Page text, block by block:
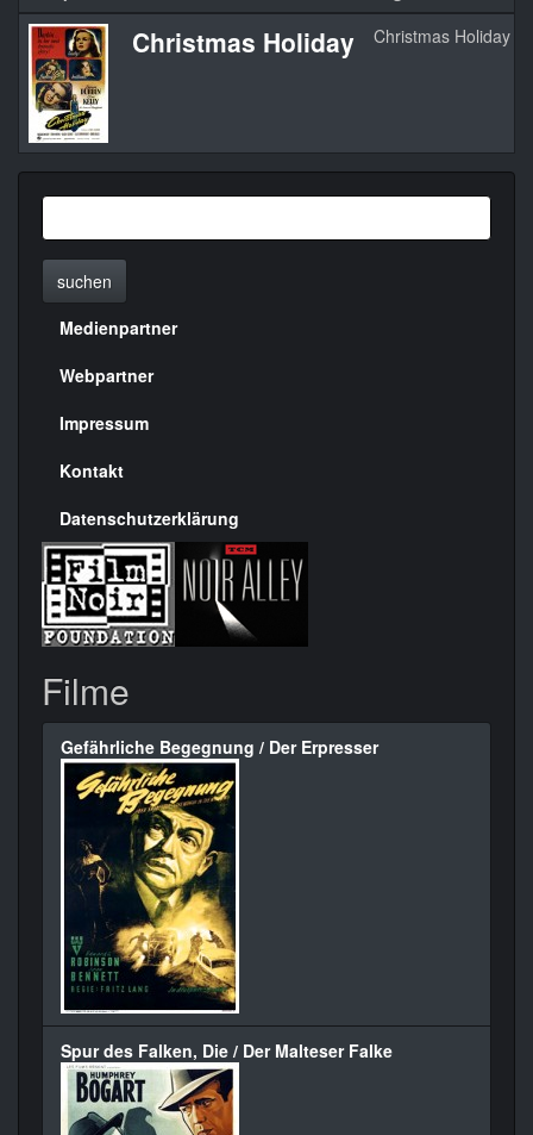
Christmas Holiday Christmas Holiday
suchen
Menülinks
rechte
Seite
Medienpartner
Webpartner
Impressum
Kontakt
Datenschutzerklärung
Filme
Gefährliche Begegnung / Der Erpresser
Spur des Falken, Die / Der Malteser Falke